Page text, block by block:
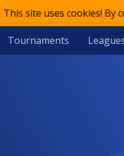
This site uses cookies!
Tournaments